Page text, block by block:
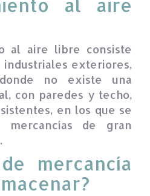
al aire
al aire libre consiste
exteriores,
no existe una
con paredes y techo,
en los que se
mercancías de gran
mercancía